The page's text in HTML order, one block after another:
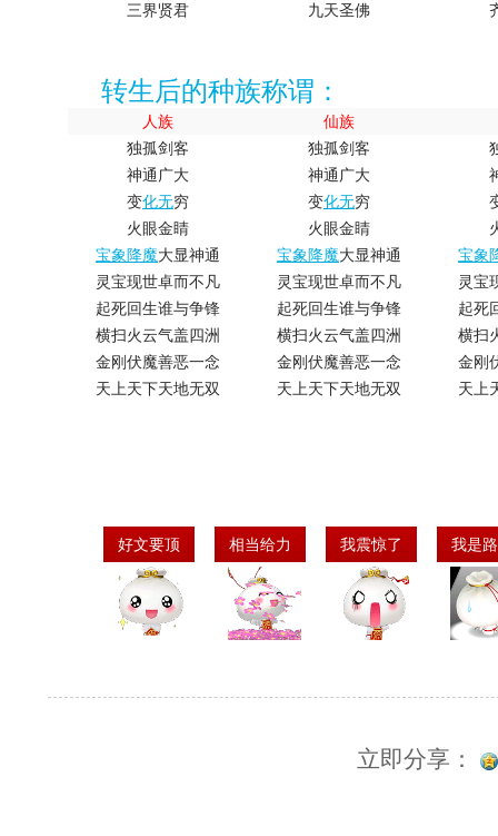
三界贤君
九天圣佛
转生后的种族称谓：
人族
仙族
独孤剑客
独孤剑客
神通广大
神通广大
变化无穷 变化无穷
火眼金睛
火眼金睛
宝象降魔大显神通 宝象降魔大显神通
宝象
灵宝现世卓而不凡
灵宝现世卓而不凡
灵宝
起死回生谁与争锋
起死回生谁与争锋
起死
横扫火云气盖四洲
横扫火云气盖四洲
横扫
金刚伏魔善恶一念
金刚伏魔善恶一念
金刚
天上天下天地无双
天上天下天地无双 天上
好文要顶 相当给力 我震惊了 我是
立即分享：